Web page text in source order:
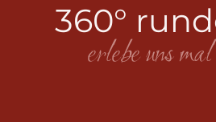
360°
erlebeunsmal